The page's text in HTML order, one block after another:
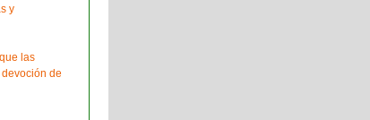
y
las
de